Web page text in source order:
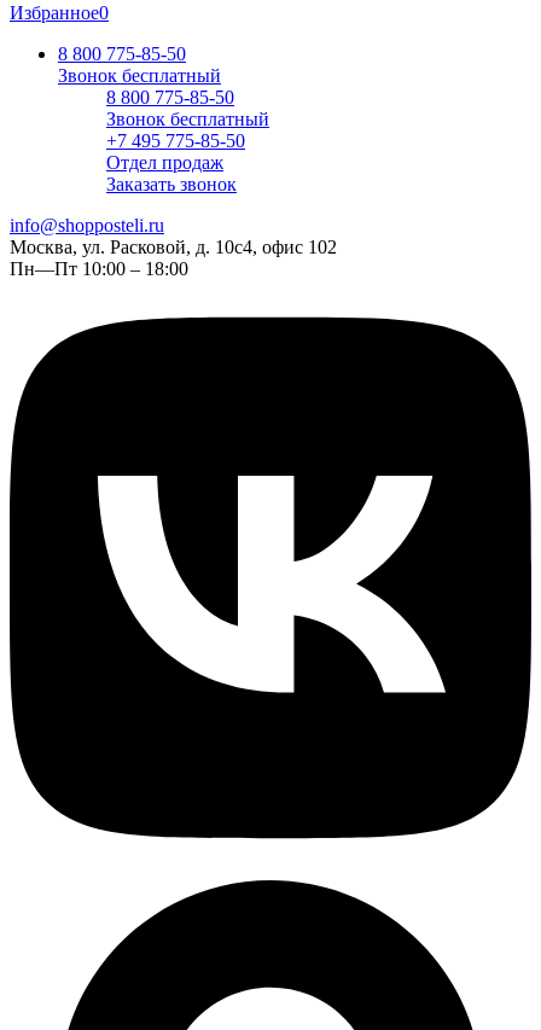
Избранное0
8 800 775-85-50
Звонок бесплатный
8 800 775-85-50
Звонок бесплатный
+7 495 775-85-50
Отдел продаж
Заказать звонок
info@shopposteli.ru
Москва, ул. Расковой, д. 10с4, офис 102
Пн—Пт 10:00 – 18:00